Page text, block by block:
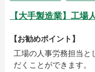
【大手製造業】工場
【お勧めポイント】
工場の人事労務担当と
だくことができます。